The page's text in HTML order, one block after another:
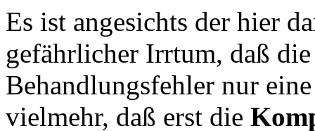
Es ist angesichts der hier
gefährlicher Irrtum, daß
Behandlungsfehler nur
vielmehr, daß erst die